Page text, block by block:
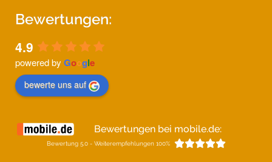
Bewertungen:
4.9
powered by Google
bewerte uns auf
Bewertungen bei mobile.de:
Bewertung 5.0 - Weiterempfehlungen 100% 